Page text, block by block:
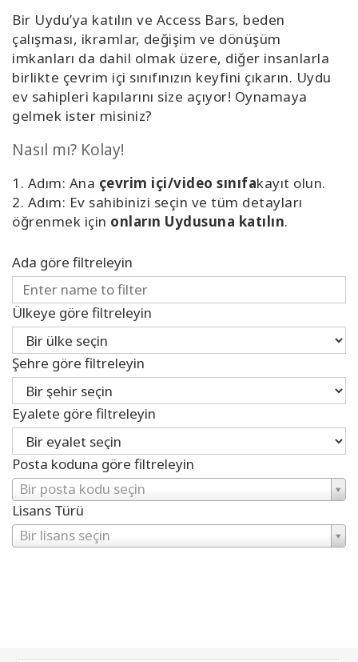
More
Mutluluğunuzu
ARA
Bir Uydu’ya katılın ve Access Bars, beden
çalışması, ikramlar, değişim ve dönüşüm
imkanları da dahil olmak üzere, diğer insanlarla
birlikte çevrim içi sınıfınızın keyfini çıkarın. Uydu
ev sahipleri kapılarını size açıyor! Oynamaya
gelmek ister misiniz?
Nasıl mı? Kolay!
1. Adım: Ana çevrim içi/video sınıfakayıt olun.
2. Adım: Ev sahibinizi seçin ve tüm detayları
öğrenmek için onların Uydusuna katılın.
Ada göre filtreleyin
Ülkeye göre filtreleyin
Şehre göre filtreleyin
Eyalete göre filtreleyin
Posta koduna göre filtreleyin
Bir posta kodu seçin
Lisans Türü
Bir lisans seçin